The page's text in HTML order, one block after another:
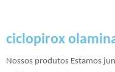
ciclopirox
Nossos produtos Estamos